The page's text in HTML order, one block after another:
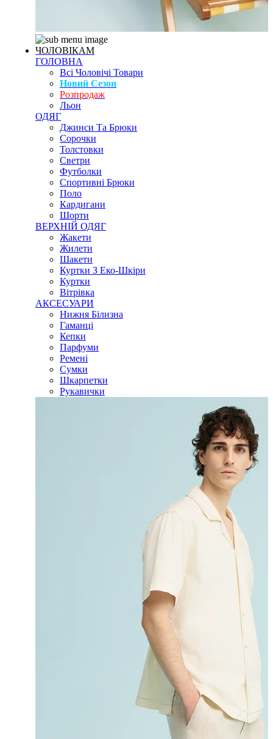
ЧОЛОВІКАМ
ГОЛОВНА
Всі Чоловічі Товари
Новий Сезон
Розпродаж
Льон
ОДЯГ
Джинси Та Брюки
Сорочки
Толстовки
Светри
Футболки
Спортивні Брюки
Поло
Кардигани
Шорти
ВЕРХНІЙ ОДЯГ
Жакети
Жилети
Шакети
Куртки З Еко-Шкіри
Куртки
Вітрівка
АКСЕСУАРИ
Нижня Білизна
Гаманці
Кепки
Парфуми
Ремені
Сумки
Шкарпетки
Рукавички